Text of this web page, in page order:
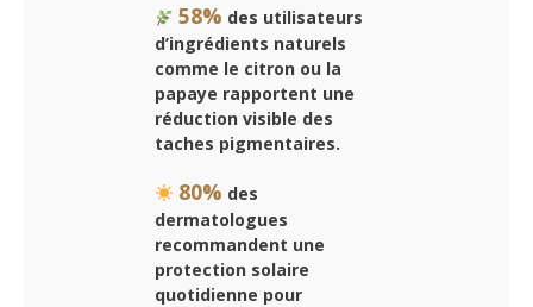
58% des utilisateurs
d’ingrédients naturels
comme le citron ou la
papaye rapportent une
réduction visible des
taches pigmentaires.
80% des
dermatologues
recommandent une
protection solaire
quotidienne pour